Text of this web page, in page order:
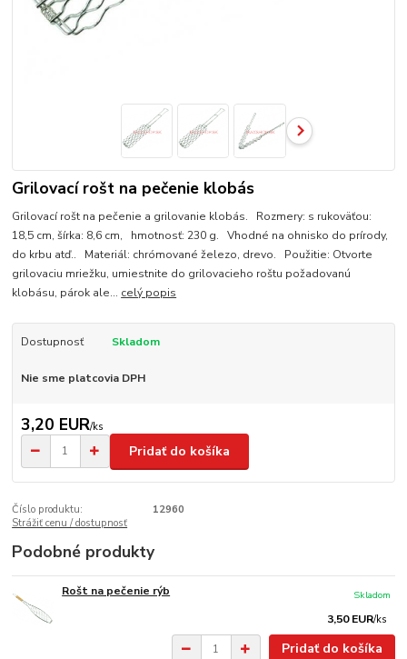
Grilovací rošt na pečenie klobás
Grilovací rošt na pečenie a grilovanie klobás. Rozmery: s rukoväťou:
18,5 cm, šírka: 8,6 cm, hmotnosť: 230 g. Vhodné na ohnisko do prírody,
do krbu atď.. Materiál: chrómované železo, drevo. Použitie: Otvorte
grilovaciu mriežku, umiestnite do grilovacieho roštu požadovanú
klobásu, párok ale... celý popis
Dostupnosť Skladom
Nie sme platcovia DPH
3,20 EUR/ks
Pridať do košíka
Číslo produktu:
12960
Strážiť cenu / dostupnosť
Podobné produkty
Rošt na pečenie rýb
3,50 EUR/ks
Skladom
Pridať do košíka